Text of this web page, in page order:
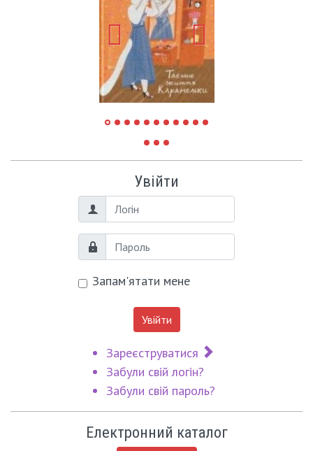
Увійти
Логін
Пароль
Запам'ятати мене
Увійти
Зареєструватися
Забули свій логін?
Забули свій пароль?
Електронний каталог